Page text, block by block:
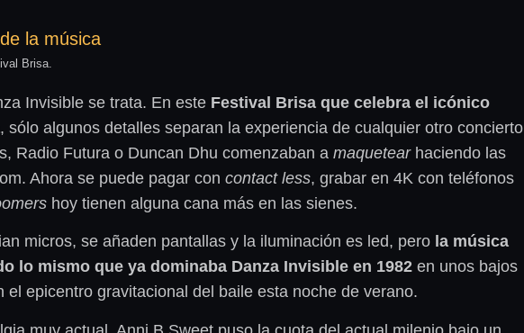
la música
Brisa.
Invisible se trata. En este Festival Brisa que celebra el icónico
, sólo algunos detalles separan la experiencia de cualquier otro concierto
Radio Futura o Duncan Dhu comenzaban a maquetearhaciendo las
Ahora se puede pagar con contact less, grabar en 4K con teléfonos
hoy tienen alguna cana más en las sienes.
micros, se añaden pantallas y la iluminación es led, pero la música
lo mismo que ya dominaba Danza Invisible en 1982 en unos bajos
el epicentro gravitacional del baile esta noche de verano.